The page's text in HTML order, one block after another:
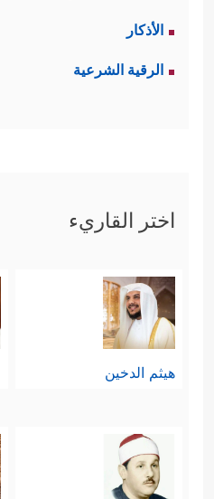
الأذكار
الرقية الشرعية
اختر القاريء
هيثم الدخين